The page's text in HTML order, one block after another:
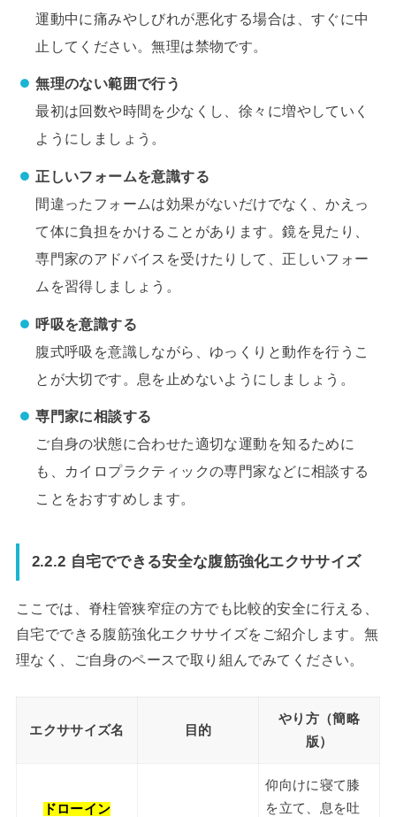
運動中に痛みやしびれが悪化する場合は、すぐに中
止してください。無理は禁物です。
無理のない範囲で行う
最初は回数や時間を少なくし、徐々に増やしていく
ようにしましょう。
正しいフォームを意識する
間違ったフォームは効果がないだけでなく、かえっ
て体に負担をかけることがあります。鏡を見たり、
専門家のアドバイスを受けたりして、正しいフォー
ムを習得しましょう。
呼吸を意識する
腹式呼吸を意識しながら、ゆっくりと動作を行うこ
とが大切です。息を止めないようにしましょう。
専門家に相談する
ご自身の状態に合わせた適切な運動を知るために
も、カイロプラクティックの専門家などに相談する
ことをおすすめします。
2.2.2 自宅でできる安全な腹筋強化エクササイズ
ここでは、脊柱管狭窄症の方でも比較的安全に行える、
自宅でできる腹筋強化エクササイズをご紹介します。無
理なく、ご自身のペースで取り組んでみてください。
エクササイズ名 目的
やり方（簡略
版）
ドローイン
仰向けに寝て膝
を立て、息を吐